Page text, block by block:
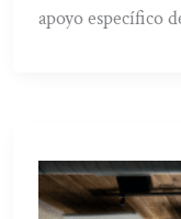
apoyo específico